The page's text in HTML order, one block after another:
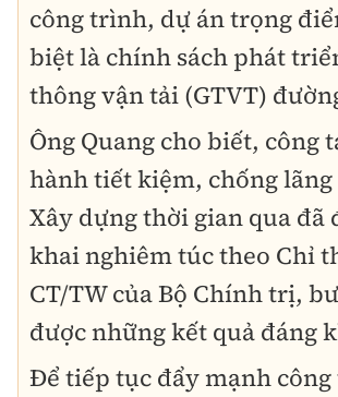
công trình, dự án trọng
biệt là chính sách phát
thông vận tải (GTVT)
Ông Quang cho biết, công
hành tiết kiệm, chống
Xây dựng thời gian qua đã
khai nghiêm túc theo Chỉ
CT/TW của Bộ Chính trị,
được nhữngkết quả đáng
Để tiếp tục đẩy mạnh công